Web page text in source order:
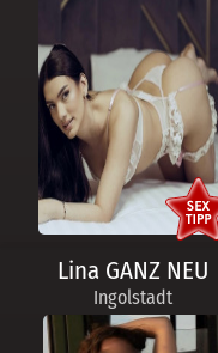
Lina GANZ NEU
Ingolstadt